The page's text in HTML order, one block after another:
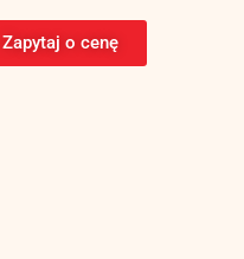
Zapytaj o cenę